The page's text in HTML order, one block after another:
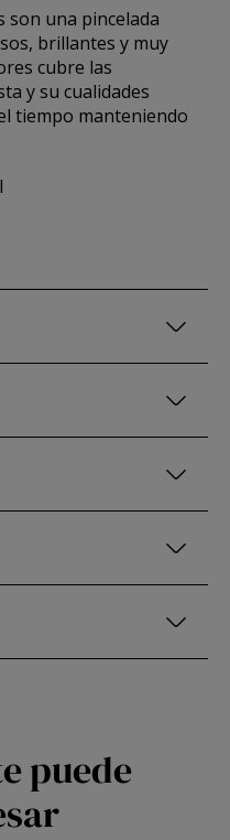
son una pincelada
brillantes y muy
cubre las
y su cualidades
tiempo manteniendo
puede